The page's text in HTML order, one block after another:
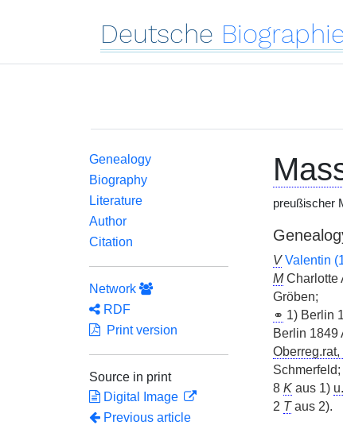
Deutsche
Genealogy
Biography
Literature
Author
Citation
Network
RDF
Print version
Source in print
Digital Image
Previous article
preußischer
V Valentin
MCharlotte
Gröben;
⚭ 1) Berlin
Berlin 1849
Oberreg.rat,
Schmerfeld;
8 Kaus 1)
2 Taus 2).